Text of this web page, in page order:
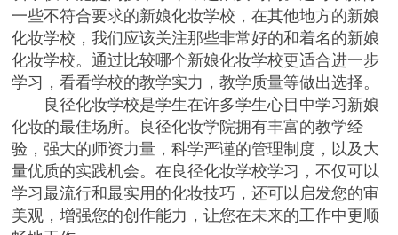
一些不符合要求的新娘化妆学校，在其他地方的新娘
化妆学校，我们应该关注那些非常好的和着名的新娘
化妆学校。通过比较哪个新娘化妆学校更适合进一步
学习，看看学校的教学实力，教学质量等做出选择。
良径化妆学校是学生在许多学生心目中学习新娘
化妆的最佳场所。良径化妆学院拥有丰富的教学经
验，强大的师资力量，科学严谨的管理制度，以及大
量优质的实践机会。在良径化妆学校学习，不仅可以
学习最流行和最实用的化妆技巧，还可以启发您的审
美观，增强您的创作能力，让您在未来的工作中更顺